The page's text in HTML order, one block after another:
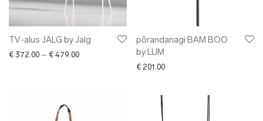
TV-alus JALG by Jalg
€ 372.00 – € 479.00Price range: € 372.00 through € 479.00
põrandanagi BAM BOO
by LUM
€ 201.00